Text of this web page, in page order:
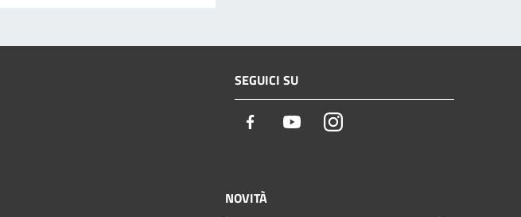
SEGUICI SU
Facebook YoutubeInstagram
NOVITÀ